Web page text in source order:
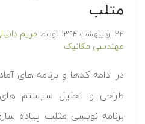
متلب
۲۲ اردیبهشت ۱۳۹۴ توسط مریم
مهندسی مکانیک
طراحی و تحلیل سیستم
برنامه نویسی متلب پیاده